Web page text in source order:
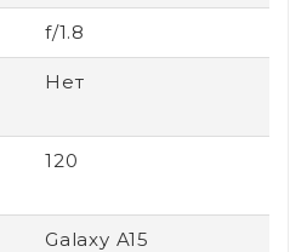
f/1.8
Нет
120
Galaxy A15